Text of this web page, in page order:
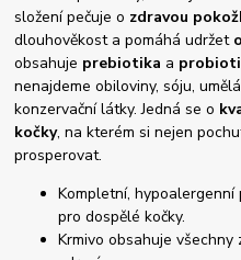
složení pečuje o zdravou
dlouhověkost a pomáhá udržet
obsahuje prebiotika a
nenajdeme obiloviny, sóju,
konzervační látky. Jedná se o
kočky, na kterém si nejen
prosperovat.
Kompletní,
pro dospělé kočky.
Krmivo obsahuje